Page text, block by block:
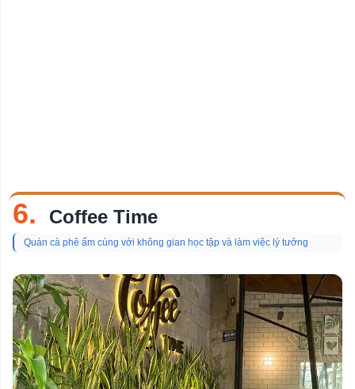
6. Coffee Time
Quán cà phê ấm cúng với không gian học tập và làm việc lý tưởng